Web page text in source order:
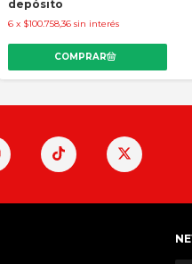
depósito
6 x $100.758,36 sin interés